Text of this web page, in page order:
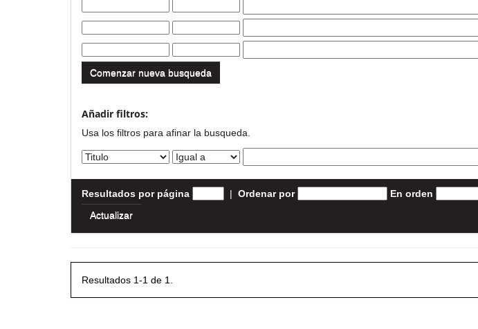
Comenzar nueva busqueda
Añadir filtros:
Usa los filtros para afinar la busqueda.
Resultados por página | Ordenar por En orden
Resultados 1-1 de 1.